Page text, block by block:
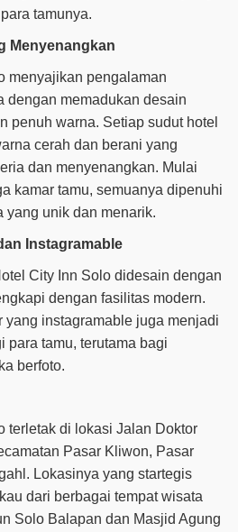
tamunya.
Menyenangkan
menyajikan pengalaman
dengan memadukan desain
penuh warna. Setiap sudut hotel
cerah dan berani yang
dan menyenangkan. Mulai
kamar tamu, semuanya dipenuhi
yang unik dan menarik.
Instagramable
City Inn Solo didesain dengan
dengan fasilitas modern.
yang instagramable juga menjadi
para tamu, terutama bagi
berfoto.
terletak di lokasi Jalan Doktor
Pasar Kliwon, Pasar
Lokasinya yang startegis
dari berbagai tempat wisata
Solo Balapan dan Masjid Agung